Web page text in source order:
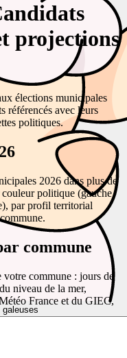
galeuses
projections
élections municipales
référencés avec leurs
politiques.
2026 dans plus de
politique (gauche,
par profil territorial
commune
commune : jours de
niveau de la mer,
France et du GIEC,